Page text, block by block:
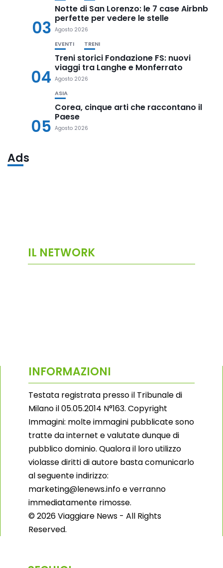
03
Notte di San Lorenzo: le 7 case Airbnb
perfette per vedere le stelle
Agosto 2026
04
EVENTI TRENI
Treni storici Fondazione FS: nuovi
viaggi tra Langhe e Monferrato
Agosto 2026
05
ASIA
Corea, cinque arti che raccontano il
Paese
Agosto 2026
Ads
IL NETWORK
INFORMAZIONI
Testata registrata presso il Tribunale di
Milano il 05.05.2014 N°163. Copyright
Immagini: molte immagini pubblicate sono
tratte da internet e valutate dunque di
pubblico dominio. Qualora il loro utilizzo
violasse diritti di autore basta comunicarlo
al seguente indirizzo:
marketing@lenews.info e verranno
immediatamente rimosse.
© 2026 Viaggiare News - All Rights
Reserved.